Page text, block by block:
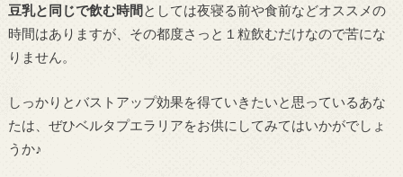
豆乳と同じで飲む時間としては夜寝る前や食前などオススメの
時間はありますが、その都度さっと１粒飲むだけなので苦にな
りません。
しっかりとバストアップ効果を得ていきたいと思っているあな
たは、ぜひベルタプエラリアをお供にしてみてはいかがでしょ
うか♪